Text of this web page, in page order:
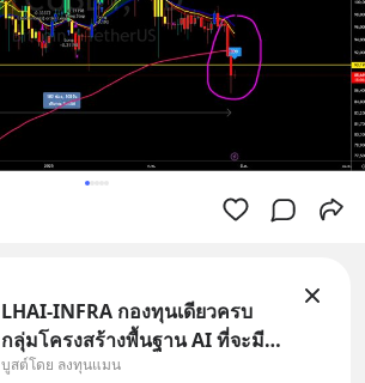
LHAI-INFRA กองทุนเดียวครบ
กลุ่มโครงสร้างพื้นฐาน AI ที่จะมี
งบลงทุนครั้งใหญ่ในประวัติศาสตร์
บูสต์โดย ลงทุนแมน